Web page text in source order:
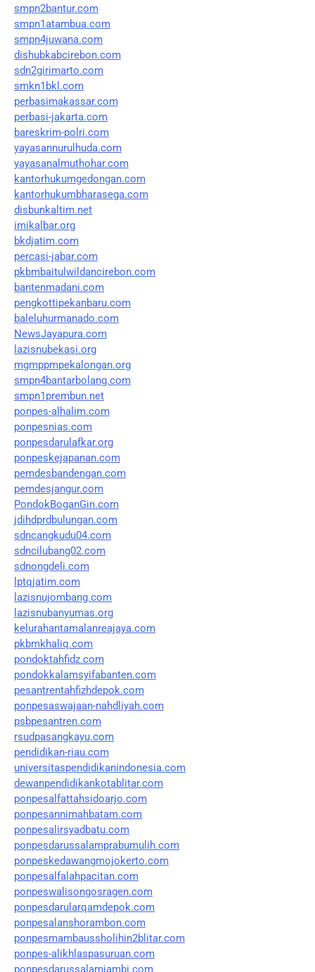
smpn2bantur.com
smpn1atambua.com
smpn4juwana.com
dishubkabcirebon.com
sdn2girimarto.com
smkn1bkl.com
perbasimakassar.com
perbasi-jakarta.com
bareskrim-polri.com
yayasannurulhuda.com
yayasanalmuthohar.com
kantorhukumgedongan.com
kantorhukumbharasega.com
disbunkaltim.net
imikalbar.org
bkdjatim.com
percasi-jabar.com
pkbmbaitulwildancirebon.com
bantenmadani.com
pengkottipekanbaru.com
baleluhurmanado.com
NewsJayapura.com
lazisnubekasi.org
mgmppmpekalongan.org
smpn4bantarbolang.com
smpn1prembun.net
ponpes-alhalim.com
ponpesnias.com
ponpesdarulafkar.org
ponpeskejapanan.com
pemdesbandengan.com
pemdesjangur.com
PondokBoganGin.com
jdihdprdbulungan.com
sdncangkudu04.com
sdncilubang02.com
sdnongdeli.com
lptqjatim.com
lazisnujombang.com
lazisnubanyumas.org
kelurahantamalanreajaya.com
pkbmkhaliq.com
pondoktahfidz.com
pondokkalamsyifabanten.com
pesantrentahfizhdepok.com
ponpesaswajaan-nahdliyah.com
psbpesantren.com
rsudpasangkayu.com
pendidikan-riau.com
universitaspendidikanindonesia.com
dewanpendidikankotablitar.com
ponpesalfattahsidoarjo.com
ponpesannimahbatam.com
ponpesalirsyadbatu.com
ponpesdarussalamprabumulih.com
ponpeskedawangmojokerto.com
ponpesalfalahpacitan.com
ponpeswalisongosragen.com
ponpesdarularqamdepok.com
ponpesalanshorambon.com
ponpesmambaussholihin2blitar.com
ponpes-alikhlaspasuruan.com
ponpesdarussalamjambi.com